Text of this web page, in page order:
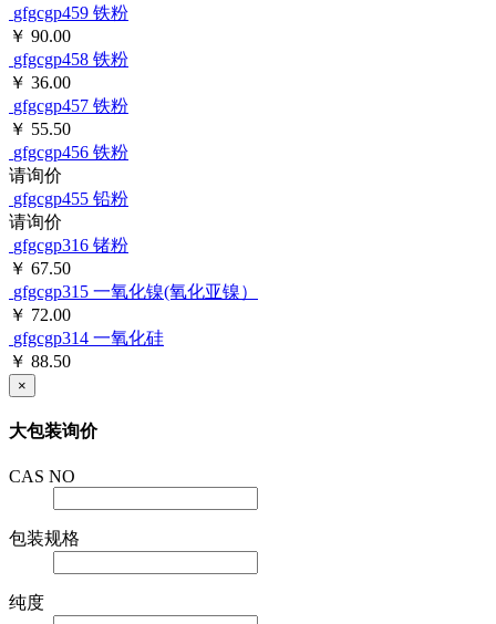
gfgcgp459 铁粉
￥ 90.00
gfgcgp458 铁粉
￥ 36.00
gfgcgp457 铁粉
￥ 55.50
gfgcgp456 铁粉
请询价
gfgcgp455 铅粉
请询价
gfgcgp316 锗粉
￥ 67.50
gfgcgp315 一氧化镍(氧化亚镍）
￥ 72.00
gfgcgp314 一氧化硅
￥ 88.50
×
大包装询价
CAS NO
包装规格
纯度